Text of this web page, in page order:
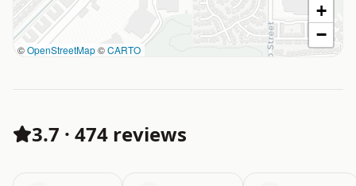
©OpenStreetMap©CARTO
+
−
3.7 · 474 reviews